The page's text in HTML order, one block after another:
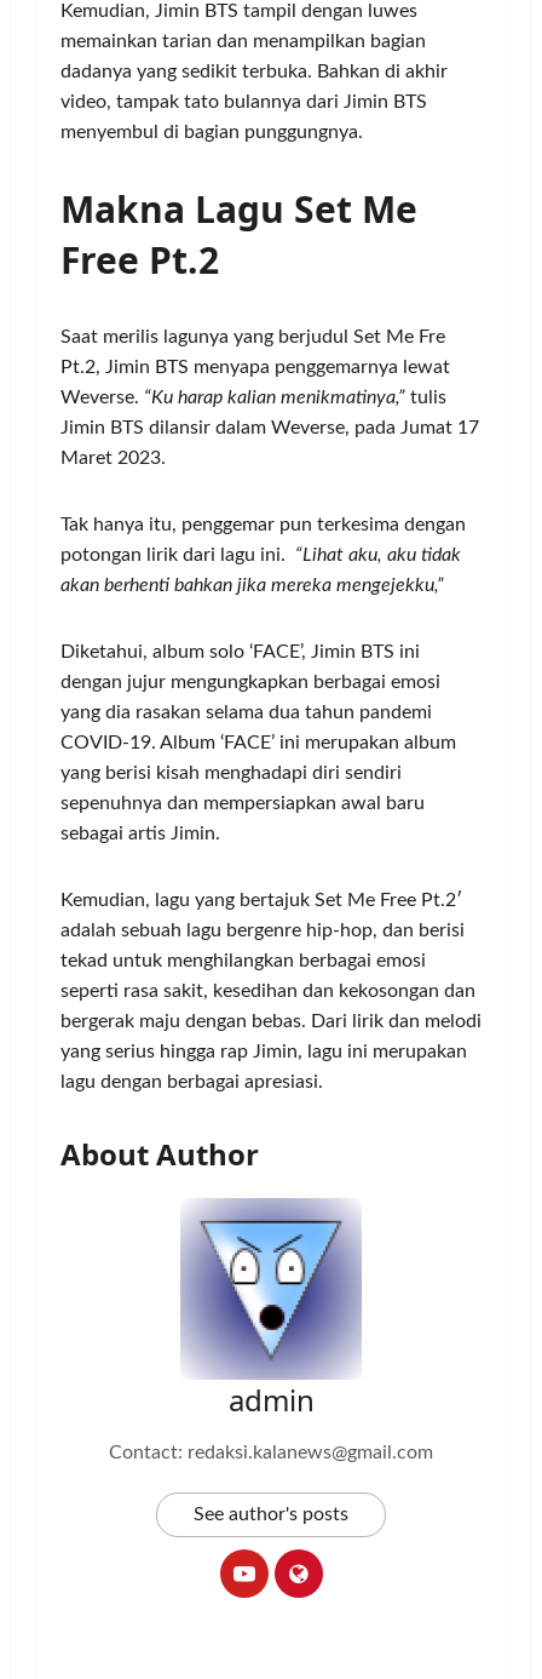
Kemudian, Jimin BTS tampil dengan luwes
memainkan tarian dan menampilkan bagian
dadanya yang sedikit terbuka. Bahkan di akhir
video, tampak tato bulannya dari Jimin BTS
menyembul di bagian punggungnya.
Makna Lagu Set Me
Free Pt.2
Saat merilis lagunya yang berjudul Set Me Fre
Pt.2, Jimin BTS menyapa penggemarnya lewat
Weverse. “Ku harap kalian menikmatinya,” tulis
Jimin BTS dilansir dalam Weverse, pada Jumat 17
Maret 2023.
Tak hanya itu, penggemar pun terkesima dengan
potongan lirik dari lagu ini. “Lihat aku, aku tidak
akan berhenti bahkan jika mereka mengejekku,”
Diketahui, album solo ‘FACE’, Jimin BTS ini
dengan jujur mengungkapkan berbagai emosi
yang dia rasakan selama dua tahun pandemi
COVID-19. Album ‘FACE’ ini merupakan album
yang berisi kisah menghadapi diri sendiri
sepenuhnya dan mempersiapkan awal baru
sebagai artis Jimin.
Kemudian, lagu yang bertajuk Set Me Free Pt.2′
adalah sebuah lagu bergenre hip-hop, dan berisi
tekad untuk menghilangkan berbagai emosi
seperti rasa sakit, kesedihan dan kekosongan dan
bergerak maju dengan bebas. Dari lirik dan melodi
yang serius hingga rap Jimin, lagu ini merupakan
lagu dengan berbagai apresiasi.
About Author
admin
Contact: redaksi.kalanews@gmail.com
See author's posts